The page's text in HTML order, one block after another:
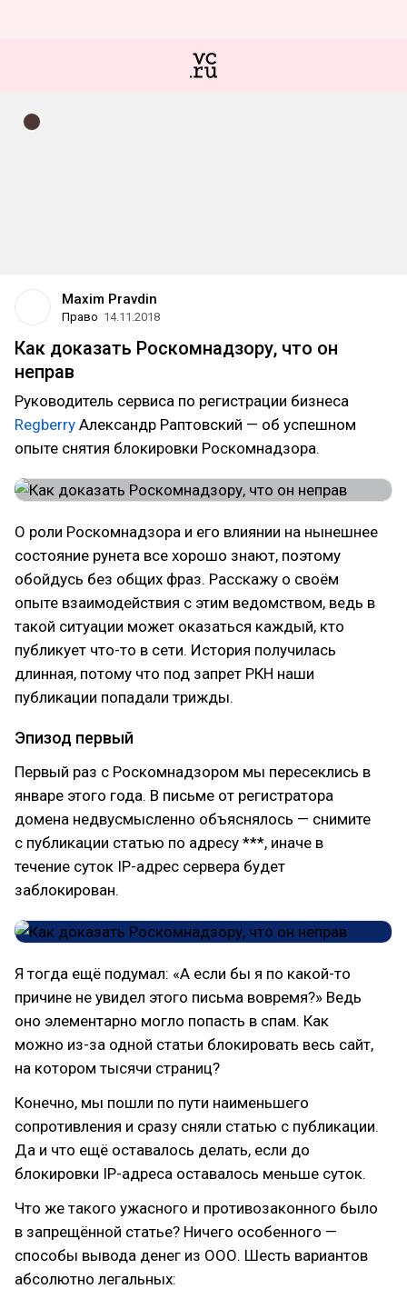
Maxim Pravdin
Право 14.11.2018
Как доказать Роскомнадзору, что он
неправ
Руководитель сервиса по регистрации бизнеса
Regberry Александр Раптовский — об успешном
опыте снятия блокировки Роскомнадзора.
О роли Роскомнадзора и его влиянии на нынешнее
состояние рунета все хорошо знают, поэтому
обойдусь без общих фраз. Расскажу о своём
опыте взаимодействия с этим ведомством, ведь в
такой ситуации может оказаться каждый, кто
публикует что-то в сети. История получилась
длинная, потому что под запрет РКН наши
публикации попадали трижды.
Эпизод первый
Первый раз с Роскомнадзором мы пересеклись в
январе этого года. В письме от регистратора
домена недвусмысленно объяснялось — снимите
с публикации статью по адресу ***, иначе в
течение суток IP-адрес сервера будет
заблокирован.
Я тогда ещё подумал: «А если бы я по какой-то
причине не увидел этого письма вовремя?» Ведь
оно элементарно могло попасть в спам. Как
можно из-за одной статьи блокировать весь сайт,
на котором тысячи страниц?
Конечно, мы пошли по пути наименьшего
сопротивления и сразу сняли статью с публикации.
Да и что ещё оставалось делать, если до
блокировки IP-адреса оставалось меньше суток.
Что же такого ужасного и противозаконного было
в запрещённой статье? Ничего особенного —
способы вывода денег из ООО. Шесть вариантов
абсолютно легальных: